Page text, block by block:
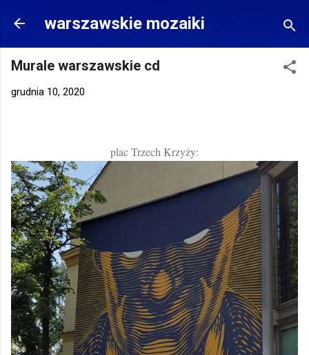
Przejdź do głównej zawartości
warszawskie mozaiki
Murale warszawskie cd
grudnia 10, 2020
plac Trzech Krzyży: